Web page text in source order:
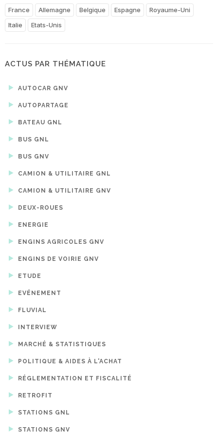
France Allemagne Belgique Espagne
Royaume-Uni
Italie
Etats-Unis
ACTUS PAR THÉMATIQUE
AUTOCAR GNV
AUTOPARTAGE
BATEAU GNL
BUS GNL
BUS GNV
CAMION & UTILITAIRE GNL
CAMION & UTILITAIRE GNV
DEUX-ROUES
ENERGIE
ENGINS AGRICOLES GNV
ENGINS DE VOIRIE GNV
ETUDE
EVÉNEMENT
FLUVIAL
INTERVIEW
MARCHÉ & STATISTIQUES
POLITIQUE & AIDES À L'ACHAT
RÉGLEMENTATION ET FISCALITÉ
RETROFIT
STATIONS GNL
STATIONS GNV